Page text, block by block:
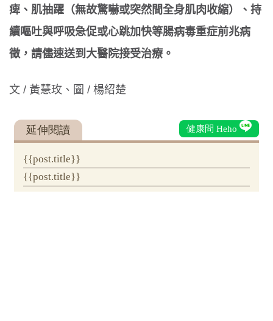
痺、肌抽躍（無故驚嚇或突然間全身肌肉收縮）、持
續嘔吐與呼吸急促或心跳加快等腸病毒重症前兆病
徵，請儘速送到大醫院接受治療。
文 / 黃慧玫、圖 / 楊紹楚